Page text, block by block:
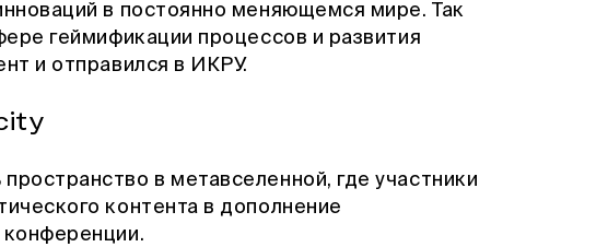
в постоянно меняющемся мире. Так
геймификации процессов и развития
и отправился в ИКРУ.
в метавселенной, где участники
контента в дополнение
конференции.